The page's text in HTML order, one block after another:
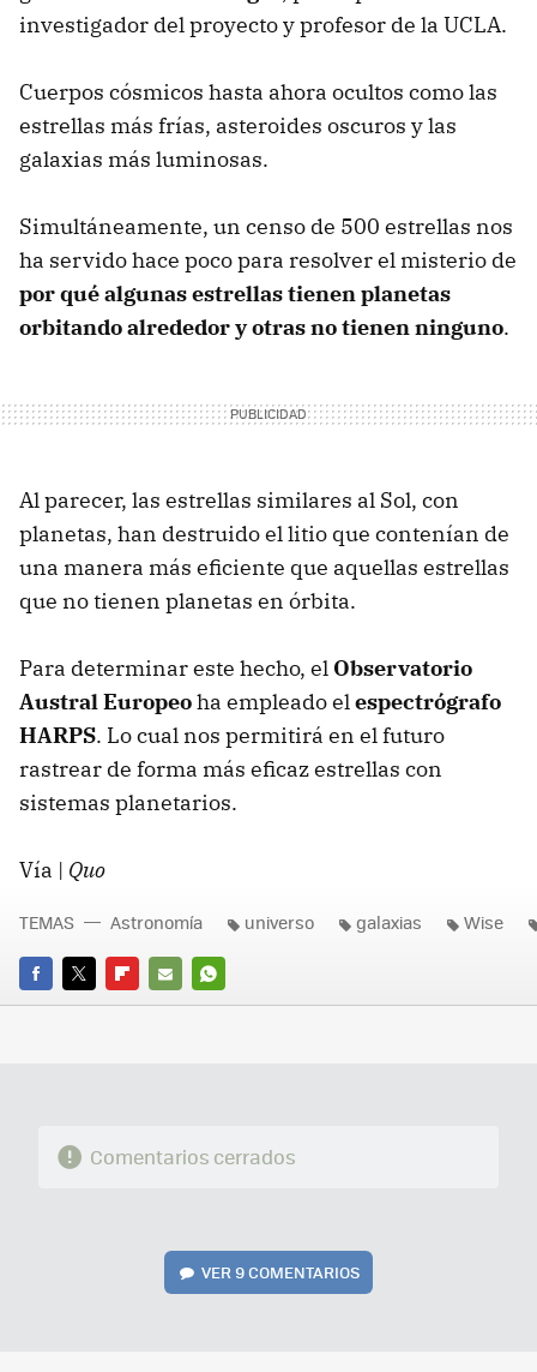
investigador del proyecto y profesor de la UCLA.
Cuerpos cósmicos hasta ahora ocultos como las
estrellas más frías, asteroides oscuros y las
galaxias más luminosas.
Simultáneamente, un censo de 500 estrellas nos
ha servido hace poco para resolver el misterio de
por qué algunas estrellas tienen planetas
orbitando alrededor y otras no tienen ninguno.
Al parecer, las estrellas similares al Sol, con
planetas, han destruido el litio que contenían de
una manera más eficiente que aquellas estrellas
que no tienen planetas en órbita.
Para determinar este hecho, el Observatorio
Austral Europeoha empleado elespectrógrafo
HARPS. Lo cual nos permitirá en el futuro
rastrear de forma más eficaz estrellas con
sistemas planetarios.
Vía | Quo
FACEBOOK
TWITTERFLIPBOARD
E-
WHATSAPP
TEMAS Astronomía universo galaxias Wise
Comentarios cerrados
VER 9 COMENTARIOS